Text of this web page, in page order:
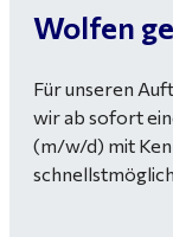
Wolfen
Für unseren
wir ab sofort
(m/w/d) mit